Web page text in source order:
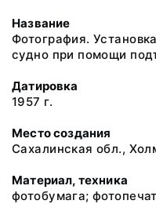
Название
Фотография.
судно при помощи
Датировка
1957 г.
Место создания
Сахалинская обл.,
Материал, техника
фотобумага;